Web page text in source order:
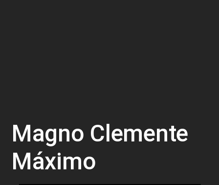
Magno Clemente
Máximo